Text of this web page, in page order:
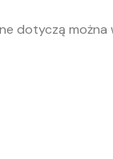
dotyczą można